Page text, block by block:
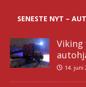
SENESTE NYT –
14. juni